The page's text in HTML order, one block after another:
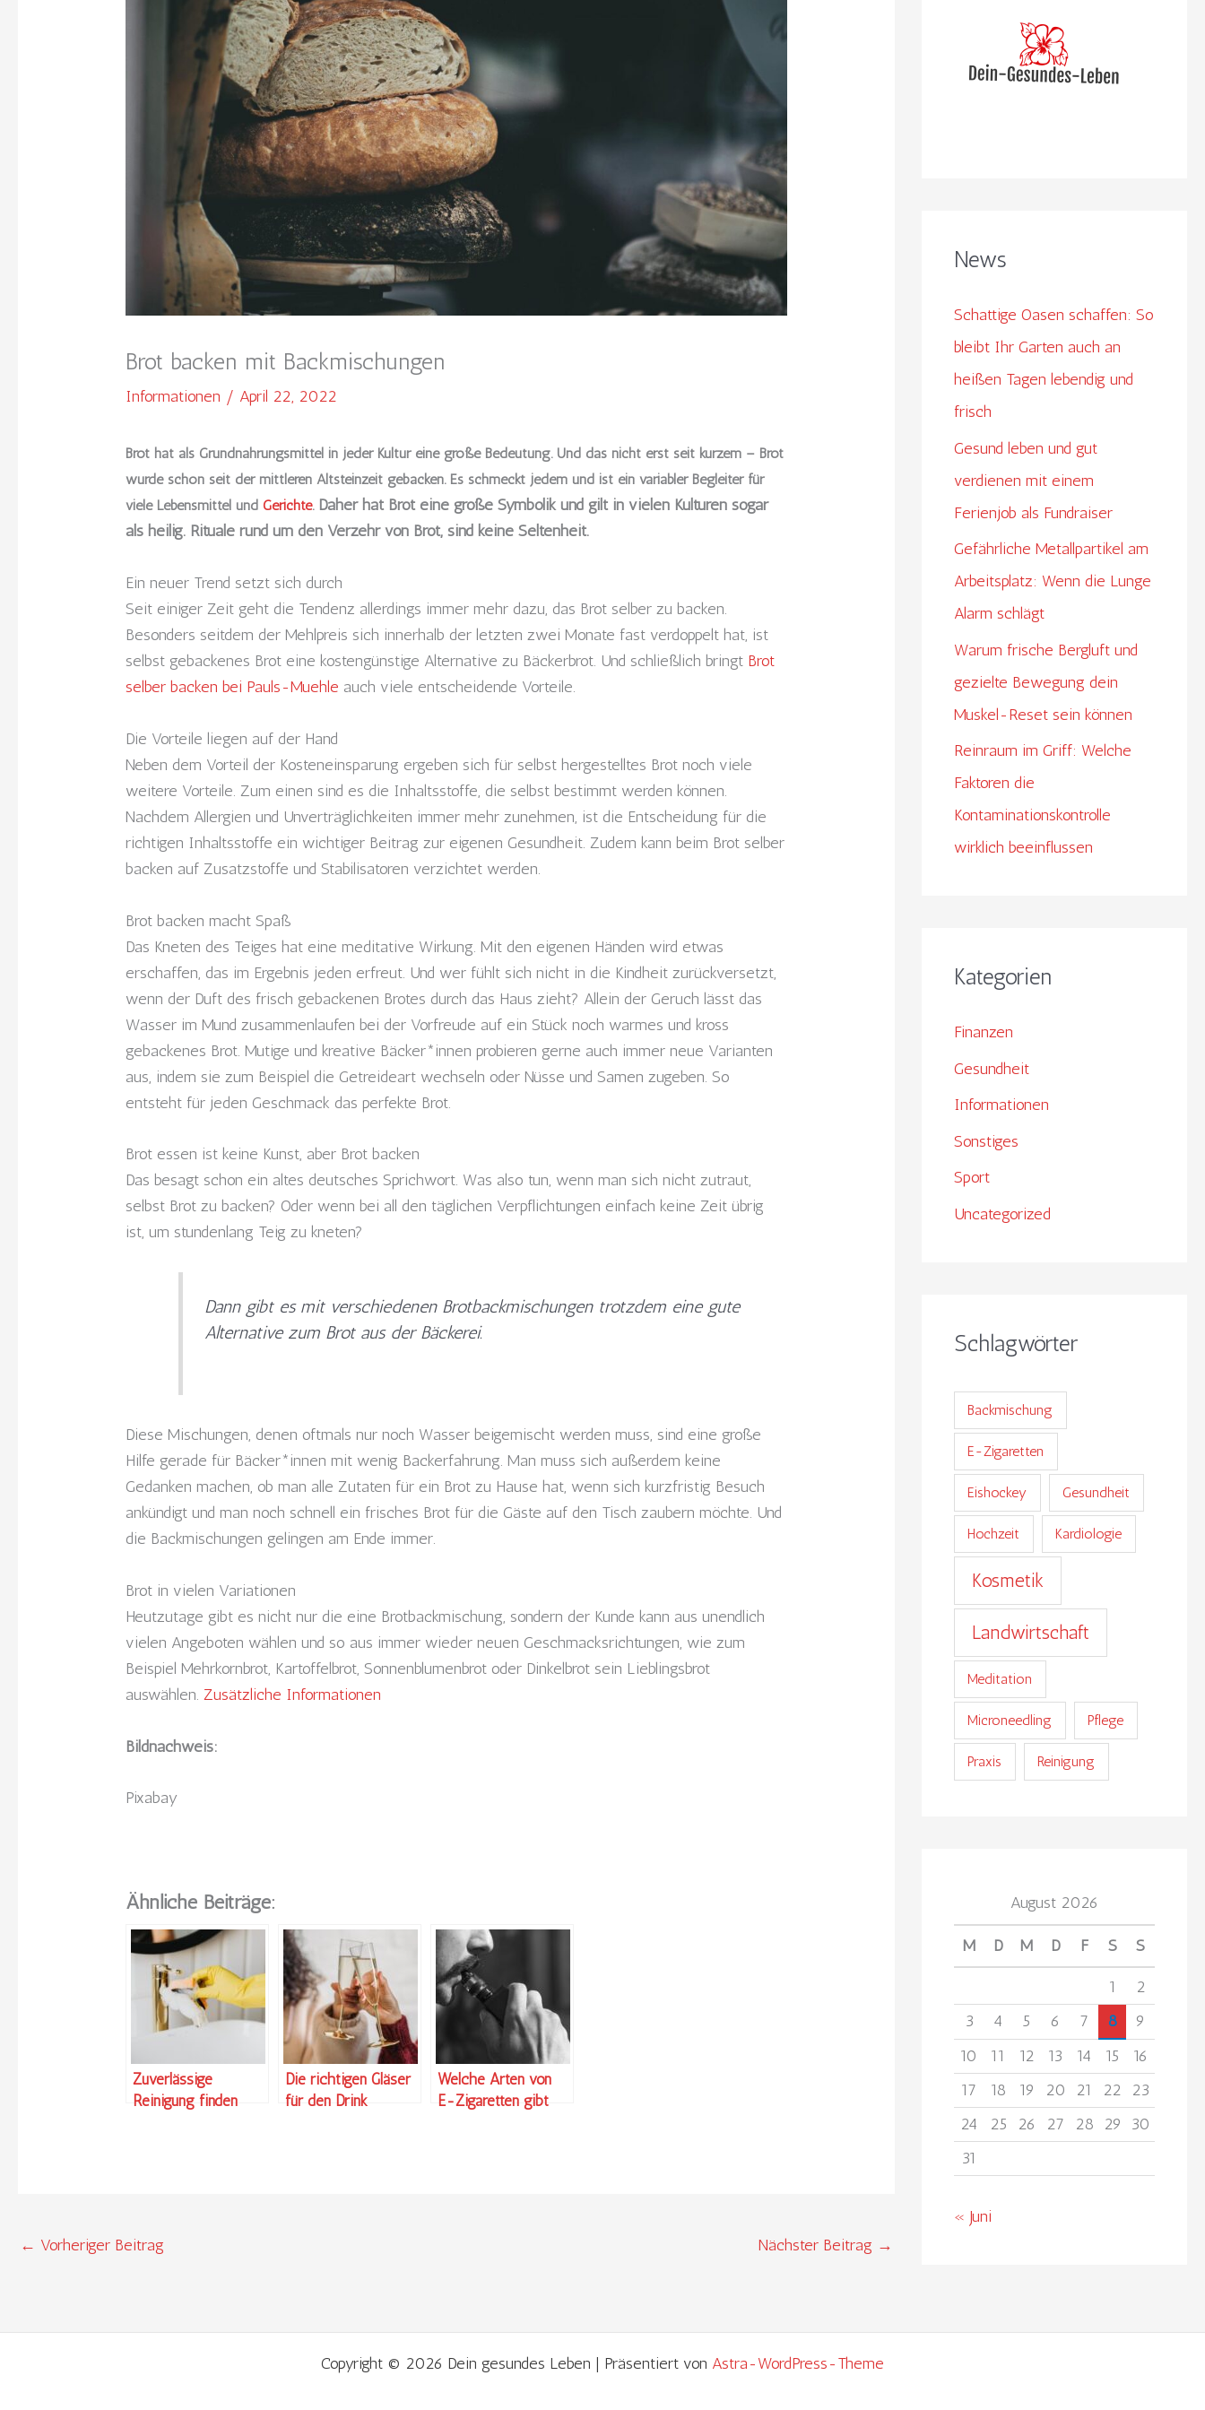
Brot backen mit Backmischungen
Informationen / April 22, 2022
Brot hat als Grundnahrungsmittel in jeder Kultur eine große Bedeutung. Und das nicht erst seit kurzem – Brot
wurde schon seit der mittleren Altsteinzeit gebacken. Es schmeckt jedem und ist ein variabler Begleiter für
viele Lebensmittel und Gerichte. Daher hat Brot eine große Symbolik und gilt in vielen Kulturen sogar
als heilig. Rituale rund um den Verzehr von Brot, sind keine Seltenheit.
Ein neuer Trend setzt sich durch
Seit einiger Zeit geht die Tendenz allerdings immer mehr dazu, das Brot selber zu backen.
Besonders seitdem der Mehlpreis sich innerhalb der letzten zwei Monate fast verdoppelt hat, ist
selbst gebackenes Brot eine kostengünstige Alternative zu Bäckerbrot. Und schließlich bringt Brot
selber backen bei Pauls-Muehle auch viele entscheidende Vorteile.
Die Vorteile liegen auf der Hand
Neben dem Vorteil der Kosteneinsparung ergeben sich für selbst hergestelltes Brot noch viele
weitere Vorteile. Zum einen sind es die Inhaltsstoffe, die selbst bestimmt werden können.
Nachdem Allergien und Unverträglichkeiten immer mehr zunehmen, ist die Entscheidung für die
richtigen Inhaltsstoffe ein wichtiger Beitrag zur eigenen Gesundheit. Zudem kann beim Brot selber
backen auf Zusatzstoffe und Stabilisatoren verzichtet werden.
Brot backen macht Spaß
Das Kneten des Teiges hat eine meditative Wirkung. Mit den eigenen Händen wird etwas
erschaffen, das im Ergebnis jeden erfreut. Und wer fühlt sich nicht in die Kindheit zurückversetzt,
wenn der Duft des frisch gebackenen Brotes durch das Haus zieht? Allein der Geruch lässt das
Wasser im Mund zusammenlaufen bei der Vorfreude auf ein Stück noch warmes und kross
gebackenes Brot. Mutige und kreative Bäcker*innen probieren gerne auch immer neue Varianten
aus, indem sie zum Beispiel die Getreideart wechseln oder Nüsse und Samen zugeben. So
entsteht für jeden Geschmack das perfekte Brot.
Brot essen ist keine Kunst, aber Brot backen
Das besagt schon ein altes deutsches Sprichwort. Was also tun, wenn man sich nicht zutraut,
selbst Brot zu backen? Oder wenn bei all den täglichen Verpflichtungen einfach keine Zeit übrig
ist, um stundenlang Teig zu kneten?
Dann gibt es mit verschiedenen Brotbackmischungen trotzdem eine gute
Alternative zum Brot aus der Bäckerei.
Diese Mischungen, denen oftmals nur noch Wasser beigemischt werden muss, sind eine große
Hilfe gerade für Bäcker*innen mit wenig Backerfahrung. Man muss sich außerdem keine
Gedanken machen, ob man alle Zutaten für ein Brot zu Hause hat, wenn sich kurzfristig Besuch
ankündigt und man noch schnell ein frisches Brot für die Gäste auf den Tisch zaubern möchte. Und
die Backmischungen gelingen am Ende immer.
Brot in vielen Variationen
Heutzutage gibt es nicht nur die eine Brotbackmischung, sondern der Kunde kann aus unendlich
vielen Angeboten wählen und so aus immer wieder neuen Geschmacksrichtungen, wie zum
Beispiel Mehrkornbrot, Kartoffelbrot, Sonnenblumenbrot oder Dinkelbrot sein Lieblingsbrot
auswählen.Zusätzliche Informationen
Bildnachweis:
Pixabay
Ähnliche Beiträge:
Zuverlässige
Reinigung finden
Die richtigen Gläser
für den Drink
Welche Arten von
E-Zigaretten gibt
← Vorheriger Beitrag Nächster Beitrag →
News
Schattige Oasen schaffen: So
bleibt Ihr Garten auch an
heißen Tagen lebendig und
frisch
Gesund leben und gut
verdienen mit einem
Ferienjob als Fundraiser
Gefährliche Metallpartikel am
Arbeitsplatz: Wenn die Lunge
Alarm schlägt
Warum frische Bergluft und
gezielte Bewegung dein
Muskel-Reset sein können
Reinraum im Griff: Welche
Faktoren die
Kontaminationskontrolle
wirklich beeinflussen
Kategorien
Finanzen
Gesundheit
Informationen
Sonstiges
Sport
Uncategorized
Schlagwörter
Backmischung
E-Zigaretten
Eishockey Gesundheit
Hochzeit Kardiologie
Kosmetik
Landwirtschaft
Meditation
Microneedling Pflege
Praxis Reinigung
August 2026
M D M D F S S
1
2
3
4 5 6 7 8
9
10
11 12 13 14 15
16
17
18 19 20 21 22
23
24
25 26 27 28 29
30
31
« Juni
Copyright © 2026 Dein gesundes Leben | Präsentiert von Astra-WordPress-Theme